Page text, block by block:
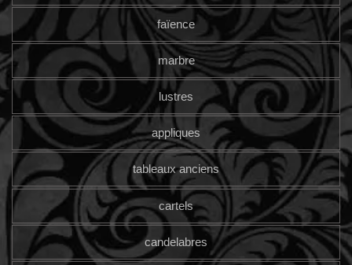
faïence
marbre
lustres
appliques
tableaux anciens
cartels
candelabres